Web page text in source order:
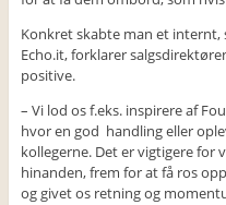
Konkret skabte man et
Echo.it, forklarer
positive.
– Vi lod os f.eks. inspirere af
hvor en god handling eller
kollegerne. Det er vigtigere for
hinanden, frem for at få ros
og givet os retning og